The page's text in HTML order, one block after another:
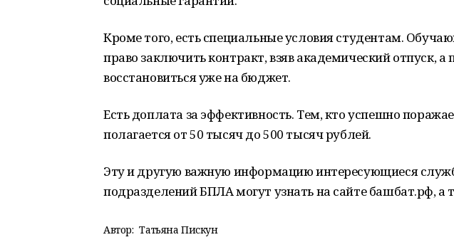
Кроме того, есть специальные условия студентам.
право заключить контракт, взяв академический отпуск,
восстановиться уже на бюджет.
Есть доплата за эффективность. Тем, кто успешно
полагается от 50 тысяч до 500 тысяч рублей.
Эту и другую важную информацию интересующиеся
подразделений БПЛА могут узнать на сайте башбат.рф, а
Автор: Татьяна Пискун